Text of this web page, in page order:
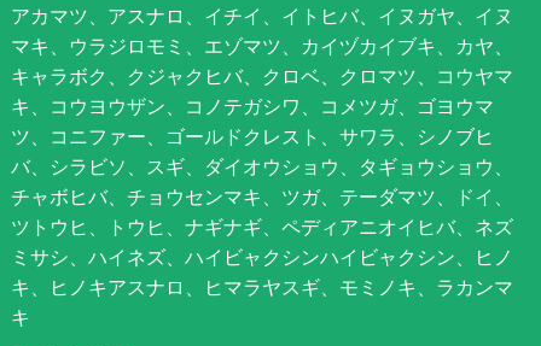
アカマツ、アスナロ、イチイ、イトヒバ、イヌガヤ、イヌ
マキ、ウラジロモミ、エゾマツ、カイヅカイブキ、カヤ、
キャラボク、クジャクヒバ、クロベ、クロマツ、コウヤマ
キ、コウヨウザン、コノテガシワ、コメツガ、ゴヨウマ
ツ、コニファー、ゴールドクレスト、サワラ、シノブヒ
バ、シラビソ、スギ、ダイオウショウ、タギョウショウ、
チャボヒバ、チョウセンマキ、ツガ、テーダマツ、ドイ、
ツトウヒ、トウヒ、ナギナギ、ペディアニオイヒバ、ネズ
ミサシ、ハイネズ、ハイビャクシンハイビャクシン、ヒノ
キ、ヒノキアスナロ、ヒマラヤスギ、モミノキ、ラカンマ
キ